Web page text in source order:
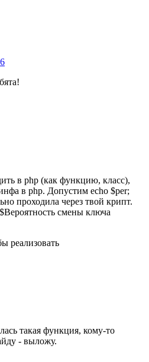
в php (как функцию, класс),
в php. Допустим echo $per;
проходила через твой крипт.
смены ключа
реализовать
такая функция, кому-то
- выложу.